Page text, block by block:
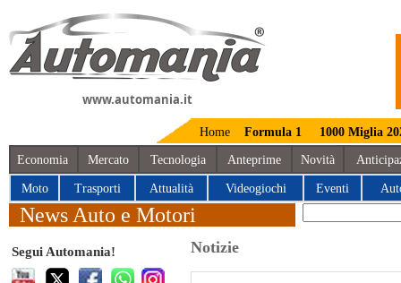
www.automania.it
Home Formula 1 1000 Miglia
Economia Mercato Tecnologia Anteprime Novità
Moto Trasporti Attualità Videogiochi Eventi
News Auto e Motori
Segui Automania! Notizie